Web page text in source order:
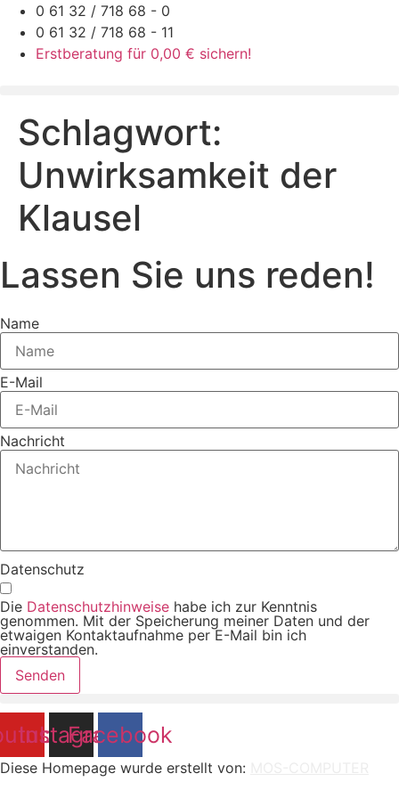
Zum
Inhalt
springen
0 61 32 / 718 68 - 0
0 61 32 / 718 68 - 11
Erstberatung für 0,00 € sichern!
Schlagwort:
Unwirksamkeit der
Klausel
Lassen Sie uns reden!
Name
E-Mail
Nachricht
Datenschutz
Die Datenschutzhinweise habe ich zur Kenntnis
genommen. Mit der Speicherung meiner Daten und der
etwaigen Kontaktaufnahme per E-Mail bin ich
einverstanden.
Senden
Instagram
Facebook
Diese Homepage wurde erstellt von: